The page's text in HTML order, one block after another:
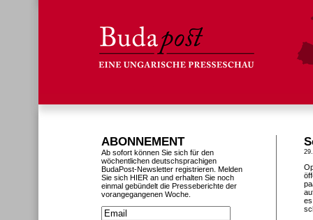
ABONNEMENT
Ab sofort können Sie sich für den
wöchentlichen deutschsprachigen
BudaPost-Newsletter registrieren. Melden
Sie sich HIER an und erhalten Sie noch
einmal gebündelt die Presseberichte der
vorangegangenen Woche.